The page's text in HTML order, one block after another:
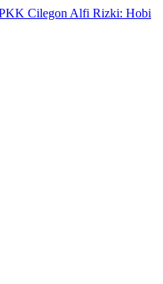
Cilegon Alfi Rizki: Hobi